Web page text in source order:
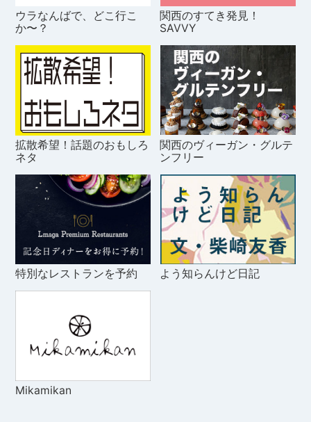
ウラなんばで、どこ行こ
か〜？
関西のすてき発見！
SAVVY
拡散希望！話題のおもしろ
ネタ
関西のヴィーガン・グルテ
ンフリー
特別なレストランを予約 よう知らんけど日記
Mikamikan